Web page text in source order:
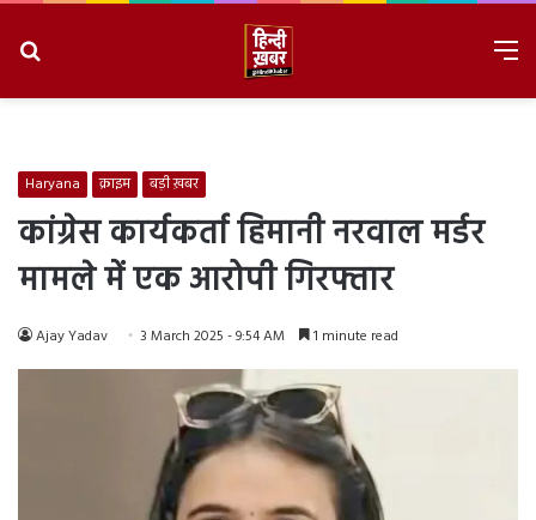
Haryana क्राइम बड़ी ख़बर
कांग्रेस कार्यकर्ता हिमानी नरवाल मर्डर
मामले में एक आरोपी गिरफ्तार
Ajay Yadav 3 March 2025 - 9:54 AM 1 minute read